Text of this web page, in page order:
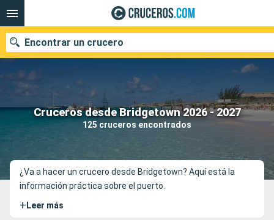
Cruceros desde Bridgetown 2026 - 2027
125 cruceros encontrados
Encontrar un crucero
Nuestros destinos
Fecha de salida
Puertos Compañías
¿Va a hacer un crucero desde Bridgetown? Aquí está la
información práctica sobre el puerto.
+ Leer más